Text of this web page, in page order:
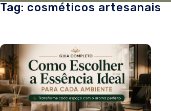
Tag: cosméticos artesanais